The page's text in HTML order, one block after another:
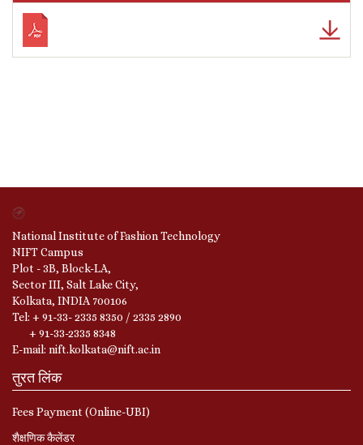
National Institute of Fashion Technology
NIFT Campus
Plot - 3B, Block-LA,
Sector III, Salt Lake City,
Kolkata, INDIA 700106
Tel: + 91-33- 2335 8350 / 2335 2890
+ 91-33-2335 8348
E-mail: nift.kolkata@nift.ac.in
तुरत लिंक
Fees Payment (Online-UBI)
शैक्षणिक कैलेंडर